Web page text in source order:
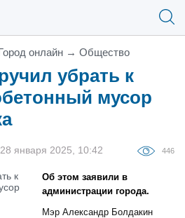
онлайн → Общество
убрать к
мусор
28 января 2025, 10:42 446
Об этом заявили в
администрации города.
Мэр Александр Болдакин